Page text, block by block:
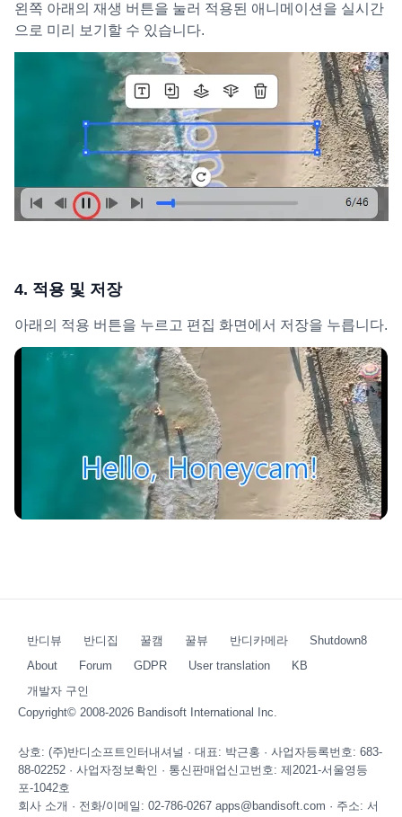
왼쪽 아래의 재생 버튼을 눌러 적용된 애니메이션을 실시간
으로 미리 보기할 수 있습니다.
4. 적용 및 저장
아래의 적용 버튼을 누르고 편집 화면에서 저장을 누릅니다.
반디뷰 반디집 꿀캠 꿀뷰 반디카메라
Shutdown8
About
Forum GDPR User translation
KB
개발자 구인
Copyright© 2008-2026 Bandisoft International Inc.
상호: (주)반디소프트인터내셔널 · 대표: 박근홍 · 사업자등록번호: 683-
88-02252 · 사업자정보확인 · 통신판매업신고번호: 제2021-서울영등
포-1042호
회사 소개 · 전화/이메일: 02-786-0267 apps@bandisoft.com · 주소: 서